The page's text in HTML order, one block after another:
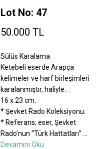
Lot No: 47
50.000 TL
Sülüs Karalama
Ketebeli eserde Arapça
kelimeler ve harf birleşimleri
karalanmıştır, haliyle.
16 x 23 cm.
* Şevket Rado Koleksiyonu.
* Referans; eser, Şevket
Rado’nun “Türk Hattatları”
Devamını Oku